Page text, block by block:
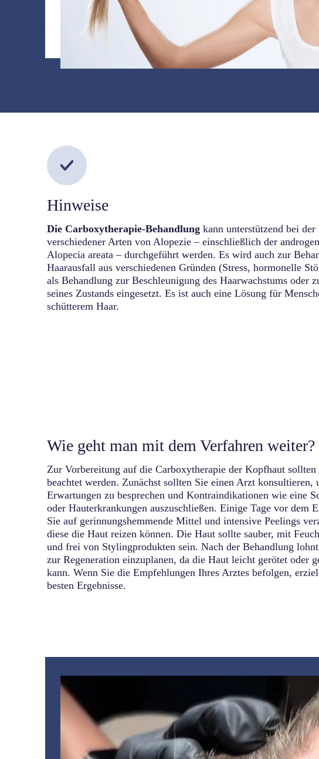
Hinweise
Die Carboxytherapie-Behandlung kann unterstützend bei der
verschiedener Arten von Alopezie – einschließlich der
Alopecia areata – durchgeführt werden. Es wird auch zur
Haarausfall aus verschiedenen Gründen (Stress, hormonelle
als Behandlung zur Beschleunigung des Haarwachstums oder
seines Zustands eingesetzt. Es ist auch eine Lösung für
schütterem Haar.
Wie geht man mit dem Verfahren weiter?
Zur Vorbereitung auf die Carboxytherapie der Kopfhaut
beachtet werden. Zunächst sollten Sie einen Arzt konsultieren,
Erwartungen zu besprechen und Kontraindikationen wie eine
oder Hauterkrankungen auszuschließen. Einige Tage vor dem
Sie auf gerinnungshemmende Mittel und intensive Peelings
diese die Haut reizen können. Die Haut sollte sauber, mit
und frei von Stylingprodukten sein. Nach der Behandlung
zur Regeneration einzuplanen, da die Haut leicht gerötet oder
kann. Wenn Sie die Empfehlungen Ihres Arztes befolgen,
besten Ergebnisse.